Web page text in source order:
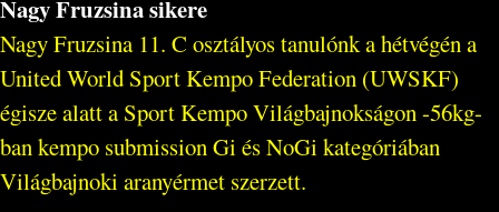
Nagy Fruzsina sikere
Nagy Fruzsina 11. C osztályos tanulónk a hétvégén a
United World Sport Kempo Federation (UWSKF)
égisze alatt a Sport Kempo Világbajnokságon -56kg-
ban kempo submission Gi és NoGi kategóriában
Világbajnoki aranyérmet szerzett.